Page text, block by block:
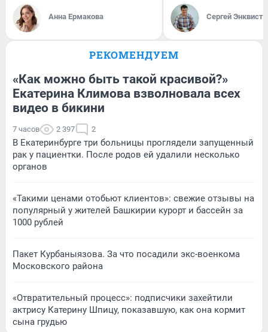
Анна Ермакова Сергей Энквист
РЕКОМЕНДУЕМ
«Как можно быть такой красивой?»
Екатерина Климова взволновала всех
видео в бикини
7 часов 2 397 2
В Екатеринбурге три больницы проглядели запущенный
рак у пациентки. После родов ей удалили несколько
органов
«Такими ценами отобьют клиентов»: свежие отзывы на
популярный у жителей Башкирии курорт и бассейн за
1000 рублей
Пакет Курбаныязова. За что посадили экс-военкома
Московского района
«Отвратительный процесс»: подписчики захейтили
актрису Катерину Шпицу, показавшую, как она кормит
сына грудью